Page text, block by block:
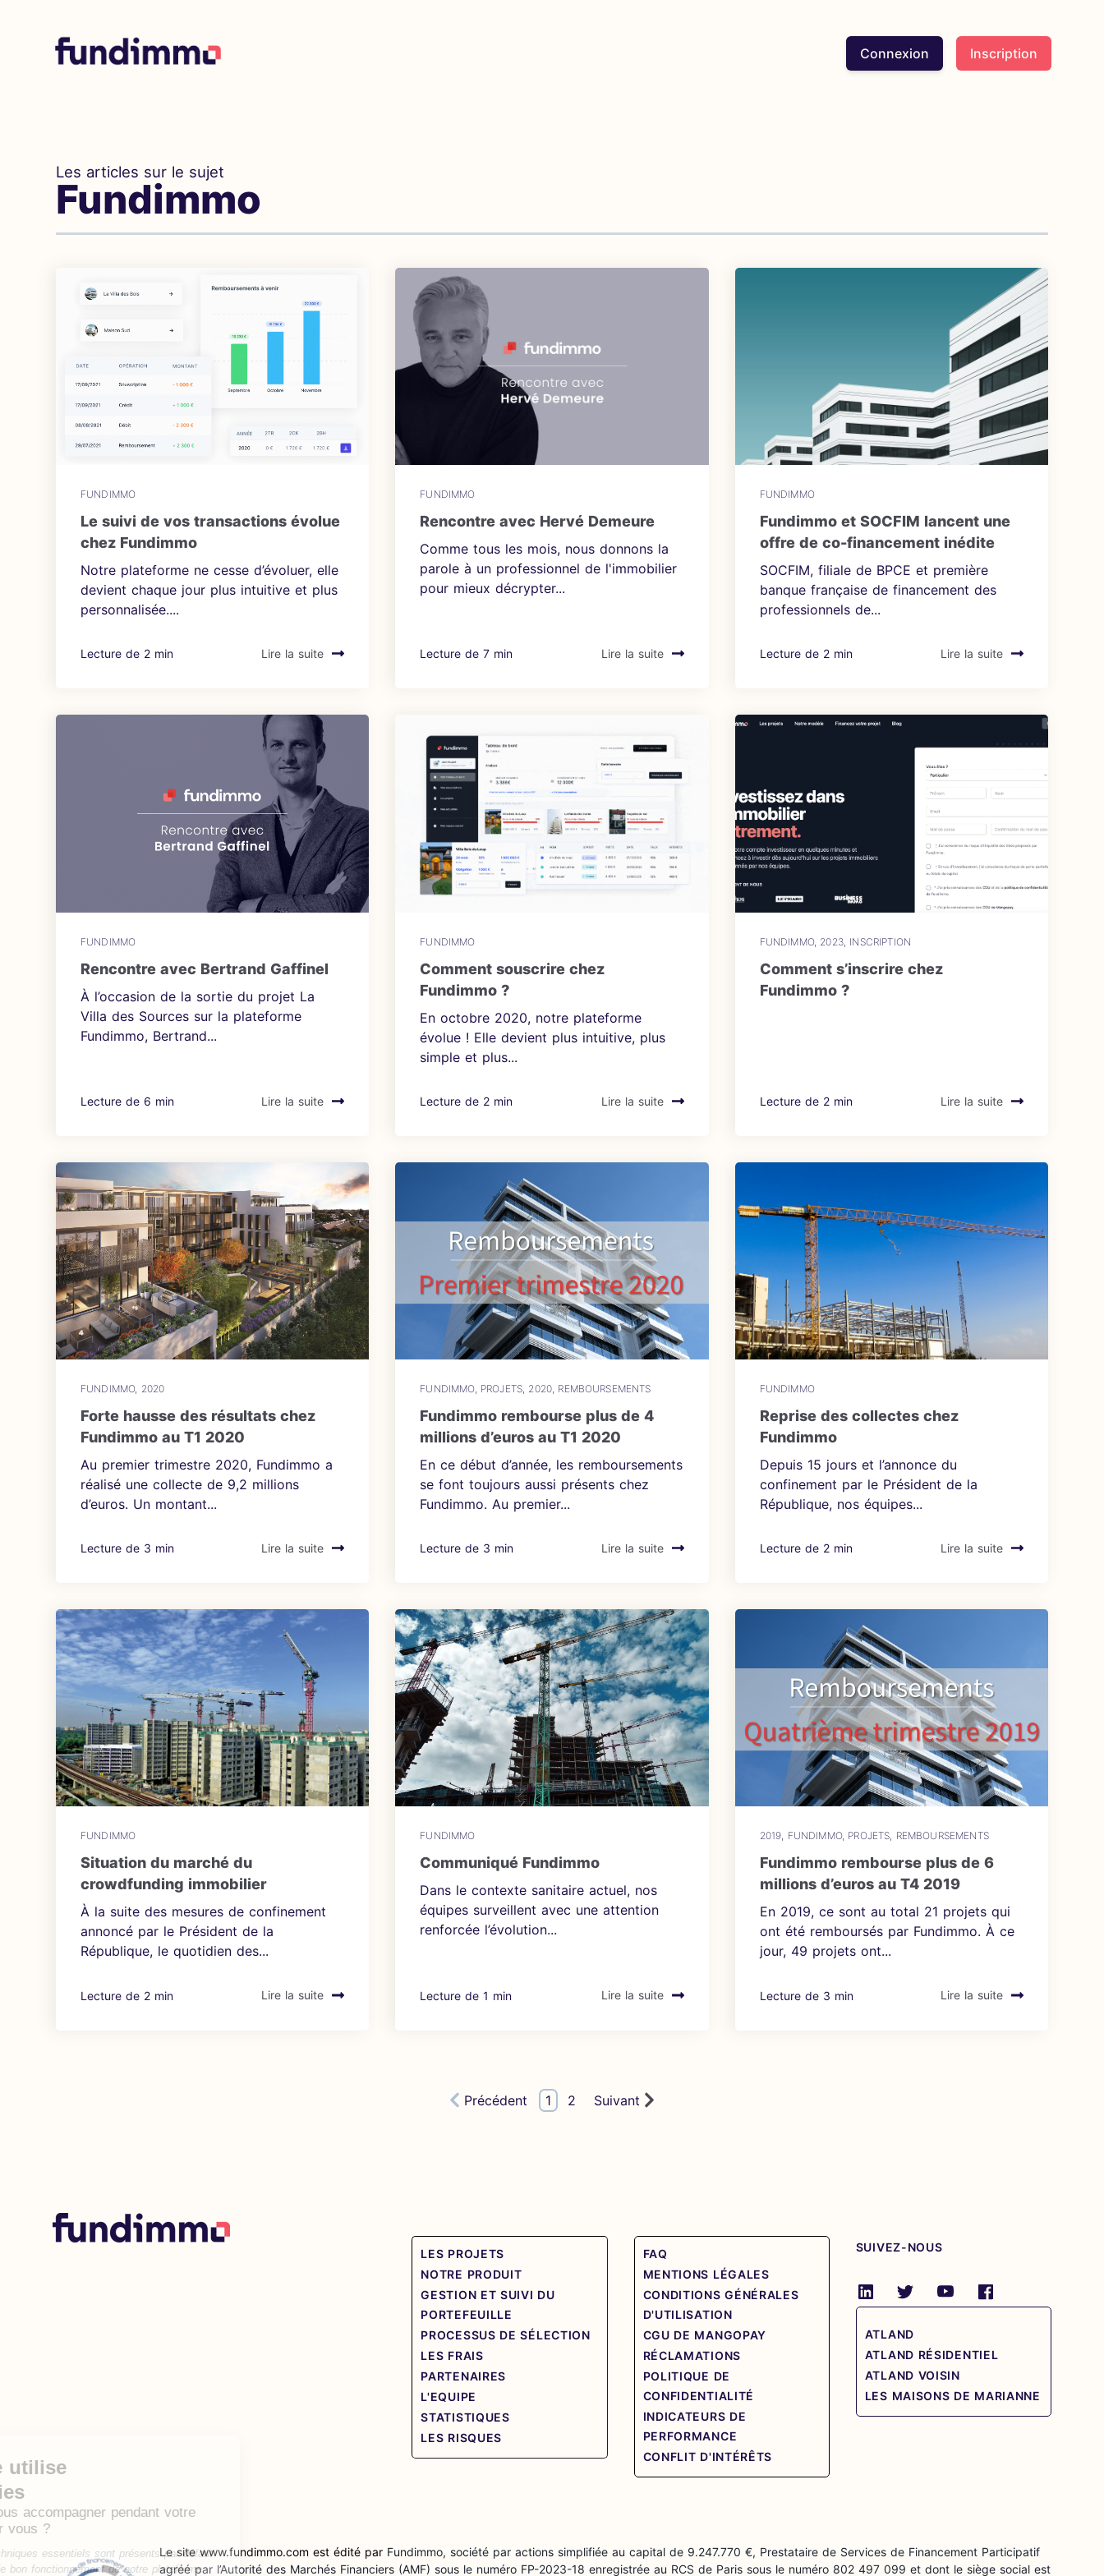
Connexion Inscription
Les articles sur le sujet
Fundimmo
FUNDIMMO
Le suivi de vos transactions évolue
chez Fundimmo
Notre plateforme ne cesse d’évoluer, elle
devient chaque jour plus intuitive et plus
personnalisée....
Lecture de 2 min Lire la suite
FUNDIMMO
Rencontre avec Hervé Demeure
Comme tous les mois, nous donnons la
parole à un professionnel de l'immobilier
pour mieux décrypter...
Lecture de 7 min Lire la suite
FUNDIMMO
Fundimmo et SOCFIM lancent une
offre de co-financement inédite
SOCFIM, filiale de BPCE et première
banque française de financement des
professionnels de...
Lecture de 2 min Lire la suite
FUNDIMMO
Rencontre avec Bertrand Gaffinel
À l’occasion de la sortie du projet La
Villa des Sources sur la plateforme
Fundimmo, Bertrand...
Lecture de 6 min Lire la suite
FUNDIMMO
Comment souscrire chez
Fundimmo ?
En octobre 2020, notre plateforme
évolue ! Elle devient plus intuitive, plus
simple et plus...
Lecture de 2 min Lire la suite
FUNDIMMO, 2023, INSCRIPTION
Comment s’inscrire chez
Fundimmo ?
Lecture de 2 min Lire la suite
FUNDIMMO, 2020
Forte hausse des résultats chez
Fundimmo au T1 2020
Au premier trimestre 2020, Fundimmo a
réalisé une collecte de 9,2 millions
d’euros. Un montant...
Lecture de 3 min Lire la suite
FUNDIMMO, PROJETS, 2020, REMBOURSEMENTS
Fundimmo rembourse plus de 4
millions d’euros au T1 2020
En ce début d’année, les remboursements
se font toujours aussi présents chez
Fundimmo. Au premier...
Lecture de 3 min Lire la suite
FUNDIMMO
Reprise des collectes chez
Fundimmo
Depuis 15 jours et l’annonce du
confinement par le Président de la
République, nos équipes...
Lecture de 2 min Lire la suite
FUNDIMMO
Situation du marché du
crowdfunding immobilier
À la suite des mesures de confinement
annoncé par le Président de la
République, le quotidien des...
Lecture de 2 min Lire la suite
FUNDIMMO
Communiqué Fundimmo
Dans le contexte sanitaire actuel, nos
équipes surveillent avec une attention
renforcée l’évolution...
Lecture de 1 min Lire la suite
2019, FUNDIMMO, PROJETS, REMBOURSEMENTS
Fundimmo rembourse plus de 6
millions d’euros au T4 2019
En 2019, ce sont au total 21 projets qui
ont été remboursés par Fundimmo. À ce
jour, 49 projets ont...
Lecture de 3 min Lire la suite
Précédent 1 2 Suivant
LES PROJETS
NOTRE PRODUIT
GESTION ET SUIVI DU
PORTEFEUILLE
PROCESSUS DE SÉLECTION
LES FRAIS
PARTENAIRES
L'EQUIPE
STATISTIQUES
LES RISQUES
FAQ
MENTIONS LÉGALES
CONDITIONS GÉNÉRALES
D'UTILISATION
CGU DE MANGOPAY
RÉCLAMATIONS
POLITIQUE DE
CONFIDENTIALITÉ
INDICATEURS DE
PERFORMANCE
CONFLIT D'INTÉRÊTS
SUIVEZ-NOUS
ATLAND
ATLAND RÉSIDENTIEL
ATLAND VOISIN
LES MAISONS DE MARIANNE
Le site www.fundimmo.com est édité par Fundimmo, société par actions simplifiée au capital de 9.247.770 €, Prestataire de Services de Financement Participatif
agréé par l’Autorité des Marchés Financiers (AMF) sous le numéro FP-2023-18 enregistrée au RCS de Paris sous le numéro 802 497 099 et dont le siège social est
Notre site utilise
On aimerait vous accompagner pendant votre
visite. Ok pour vous ?
Des cookies techniques essentiels sont présents par défaut
pour assurer le bon fonctionnement de notre plateforme